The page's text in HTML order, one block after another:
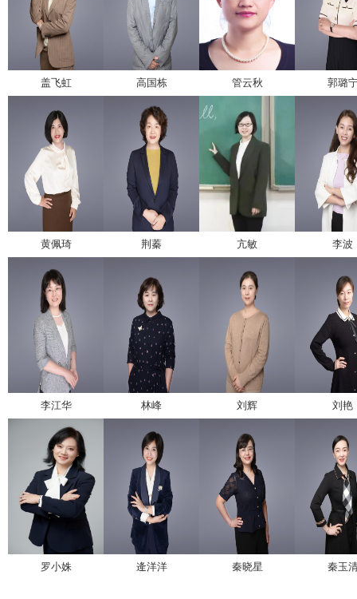
盖飞虹 高国栋 管云秋 郭璐
黄佩琦 荆蓁 亢敏 李波
李江华 林峰 刘辉 刘艳
罗小姝 逄洋洋 秦晓星 秦玉